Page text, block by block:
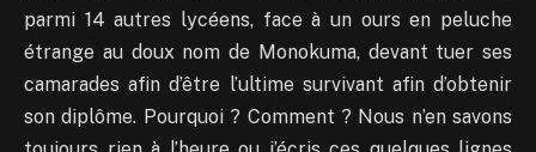
parmi 14 autres lycéens, face à un ours en peluche
étrange au doux nom de Monokuma, devant tuer ses
camarades afin d’être l’ultime survivant afin d’obtenir
son diplôme. Pourquoi ? Comment ? Nous n’en savons